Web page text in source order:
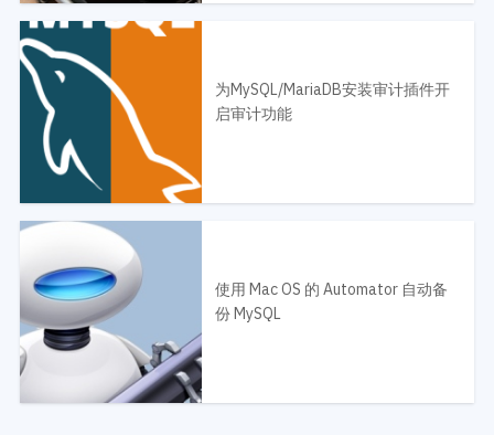
为MySQL/MariaDB安装审计插件开
启审计功能
使用 Mac OS 的 Automator 自动备
份 MySQL